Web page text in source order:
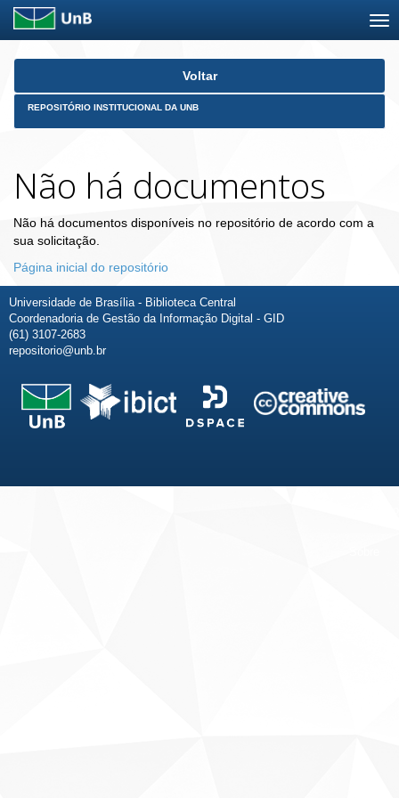
Skip
Voltar
REPOSITÓRIO INSTITUCIONAL DA UNB
Não há documentos
Não há documentos disponíveis no repositório de acordo com a
sua solicitação.
Página inicial do repositório
Universidade de Brasília - Biblioteca Central
Coordenadoria de Gestão da Informação Digital - GID
(61) 3107-2683
repositorio@unb.br